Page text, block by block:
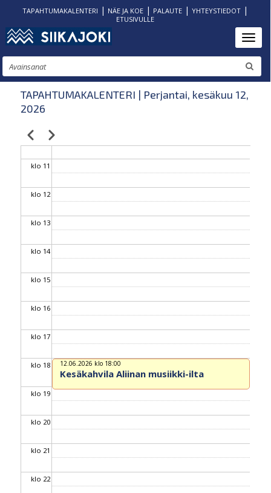
Hyppää
pääsisältöön
TAPAHTUMAKALENTERI | NÄE JA KOE| PALAUTE| YHTEYSTIEDOT|
ETUSIVULLE
Etsi
TAPAHTUMAKALENTERI | Perjantai, kesäkuu 12,
2026
Sivutus
EdellinenSeuraava
klo 08
klo 09
klo 10
klo 11
klo 12
klo 13
klo 14
klo 15
klo 16
klo 17
klo 18
klo 19
klo 20
klo 21
klo 22
12.06.2026 klo 18:00
Kesäkahvila Aliinan musiikki-ilta